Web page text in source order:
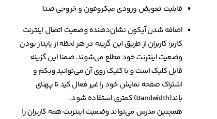
قابلیت تعویض ورودی میکروفون و خروجی صدا
اضافه شدن آیکون نشان‌دهنده وضعیت اتصال اینترنت
کاربر: کاربران از طریق این گزینه در هر لحظه از پایدار بودن
وضعیت اینترنت خود مطلع می‌شوند، ضمنا این گزینه
قابل کلیک است و با کلیک روی آن می‌توانید وبکم و
اشتراک صفحه نمایش خود را غیر فعال کید تا پهنای
باند(Bandwidth) کمتری استفاده شود.
همچنین مدرس می‌تواند وضعیت اینترنت همه کاربران را